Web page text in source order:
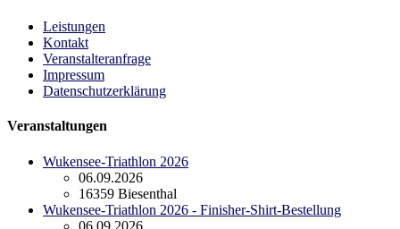
Leistungen
Kontakt
Veranstalteranfrage
Impressum
Datenschutzerklärung
Veranstaltungen
Wukensee-Triathlon 2026
06.09.2026
16359 Biesenthal
Wukensee-Triathlon 2026 - Finisher-Shirt-Bestellung
06.09.2026